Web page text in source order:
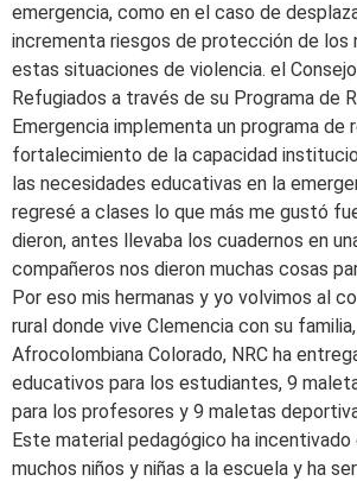
emergencia, como en el caso de
incrementa riesgos de protección de los
estas situaciones de violencia. el
Refugiados a través de su Programa de
Emergencia implementa un programa de
fortalecimiento de la capacidad
las necesidades educativas en la
regresé a clases lo que más me gustó
dieron, antes llevaba los cuadernos en
compañeros nos dieron muchas cosas
Por eso mis hermanas y yo volvimos al
rural donde vive Clemencia con su
Afrocolombiana Colorado, NRC ha
educativos para los estudiantes, 9
para los profesores y 9 maletas
Este material pedagógico ha
muchos niños y niñas a la escuela y ha